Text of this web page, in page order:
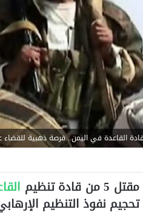
القاعدة في اليمن.. فرصة ذهبية للقضاء
قادة تنظيم
نفوذ التنظيم